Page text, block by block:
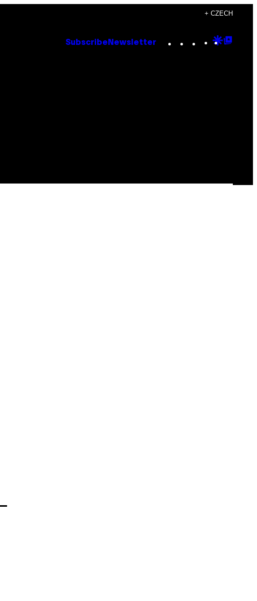
+ CZECH
Subscribe Newsletter Instagram
TikTok
YouTube
Google